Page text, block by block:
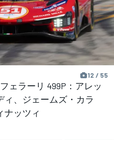
12 / 55
ェラーリ 499P：アレッ
、ジェームズ・カラ
ナッツィ